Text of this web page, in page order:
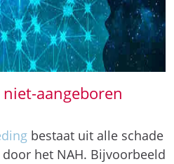
aangeboren
bestaat uit alle schade
het NAH. Bijvoorbeeld